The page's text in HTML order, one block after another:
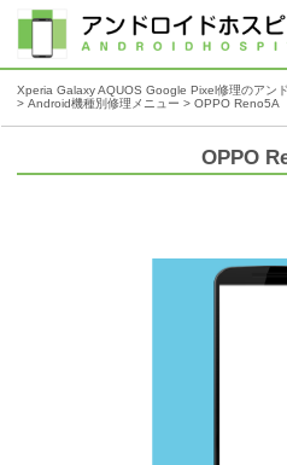
Xperia Galaxy AQUOS Google Pixel修理のアン
> Android機種別修理メニュー > OPPO Reno5A
OPPO